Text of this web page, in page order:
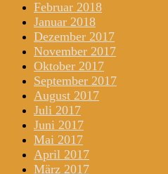
Februar 2018
Januar 2018
Dezember 2017
November 2017
Oktober 2017
September 2017
August 2017
Juli 2017
Juni 2017
Mai 2017
April 2017
März 2017